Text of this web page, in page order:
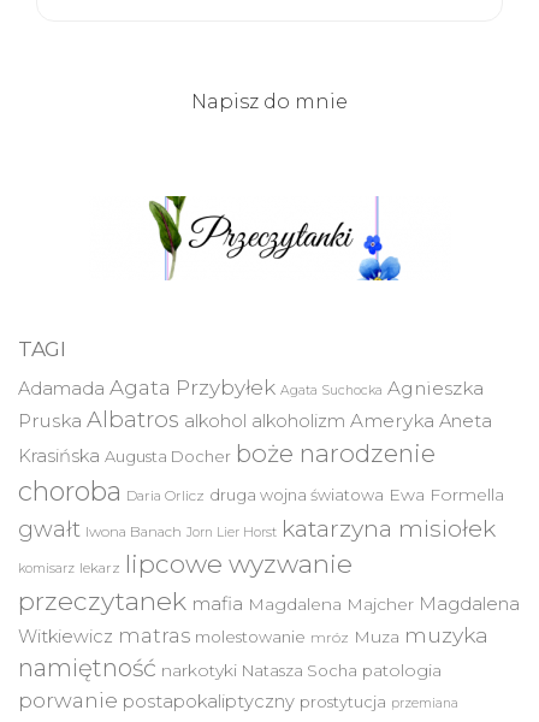
Napisz do mnie
TAGI
Adamada Agata Przybyłek Agata Suchocka Agnieszka
Pruska Albatros alkohol alkoholizm Ameryka Aneta
Krasińska Augusta Docher boże narodzenie
choroba Daria Orlicz druga wojna światowa Ewa Formella
gwałt Iwona Banach Jorn Lier Horst katarzyna misiołek
komisarz lekarz lipcowe wyzwanie
przeczytanek mafia Magdalena Majcher Magdalena
Witkiewicz matras molestowanie mróz Muza muzyka
namiętność narkotyki Natasza Socha patologia
porwanie postapokaliptyczny prostytucja przemiana